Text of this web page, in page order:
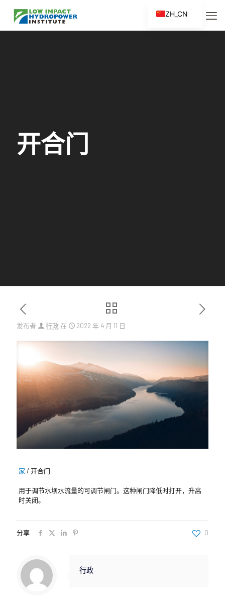
开合门
发布者 行政在 2022 年 4 月 11 日
家 /开合门
用于调节水坝水流量的可调节闸门。这种闸门降低时打开，升高
时关闭。
分享 0
行政
ZH_CN
EN